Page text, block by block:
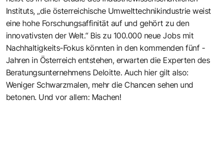
Instituts, „die österreichische Umwelttechnikindustrie weist
eine hohe Forschungsaffinität auf und gehört zu den
innovativsten der Welt.“ Bis zu 100.000 neue Jobs mit
Nachhaltigkeits-Fokus könnten in den kommenden fünf ­
Jahren in Österreich entstehen, erwarten die Experten des
Be­ratungsunternehmens Deloitte. Auch hier gilt also:
Weniger Schwarzmalen, mehr die Chancen sehen und
betonen. Und vor allem: Machen!